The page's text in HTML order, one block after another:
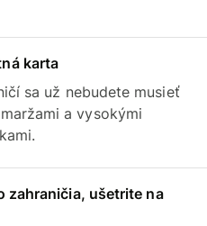
karta
sa už nebudete musieť
a vysokými
zahraničia, ušetrite na